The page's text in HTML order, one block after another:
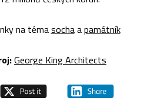
na témasochaapamátník
George King Architects